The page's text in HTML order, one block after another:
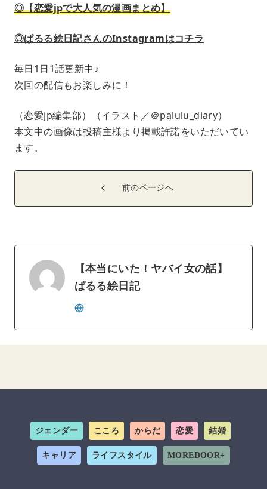
◎【恋愛jpで大人気の漫画まとめ】
◎ぱるる絵日記さんのInstagramはコチラ
毎日1日1話更新中♪
次回の配信もお楽しみに！
（恋愛jp編集部）（イラスト／＠palulu_diary）
本文中の画像は投稿主様より掲載許諾をいただいてい
ます。
前のページへ
【本当にいた！ヤバイ女の話】
ぱるる絵日記
ジェンダー こころ からだ 恋愛 結婚
キャリア ライフスタイル MOREDOOR+